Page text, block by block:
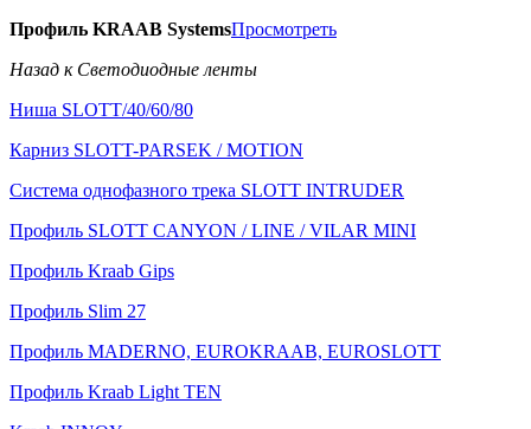
Профиль KRAAB SystemsПросмотреть
Назад к Светодиодные ленты
Ниша SLOTT/40/60/80
Карниз SLOTT-PARSEK / MOTION
Система однофазного трека SLOTT INTRUDER
Профиль SLOTT CANYON / LINE / VILAR MINI
Профиль Kraab Gips
Профиль Slim 27
Профиль MADERNO, EUROKRAAB, EUROSLOTT
Профиль Kraab Light TEN